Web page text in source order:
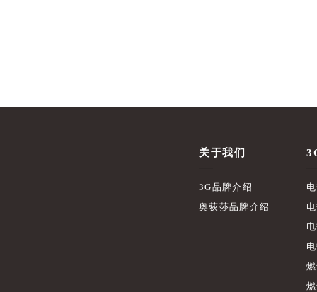
关于我们
3G品牌介绍
奥荻莎品牌介绍